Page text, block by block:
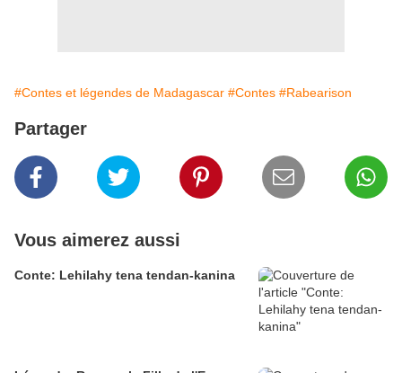
#Contes et légendes de Madagascar #Contes #Rabearison
Partager
Vous aimerez aussi
Conte: Lehilahy tena tendan-kanina